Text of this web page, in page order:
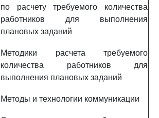
по расчету требуемого количества
работников для выполнения
плановых заданий
Методики расчета требуемого
количества работников для
выполнения плановых заданий
Методы и технологии коммуникации